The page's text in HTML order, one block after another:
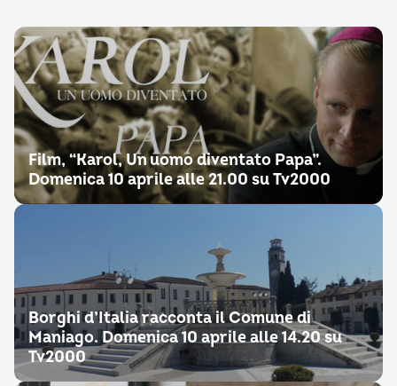
Film, “Karol, Un uomo diventato Papa”.
Domenica 10 aprile alle 21.00 su Tv2000
Borghi d’Italia racconta il Comune di
Maniago. Domenica 10 aprile alle 14.20 su
Tv2000